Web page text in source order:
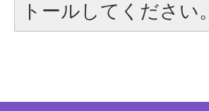
トールしてください。